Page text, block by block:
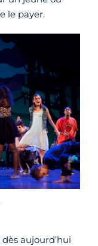
le payer.
aujourd’hui